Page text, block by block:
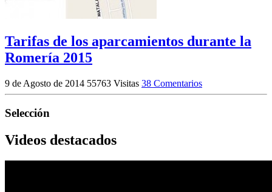
Tarifas de los aparcamientos durante la
Romería 2015
9 de Agosto de 2014 55763 Visitas 38 Comentarios
Selección
Videos destacados